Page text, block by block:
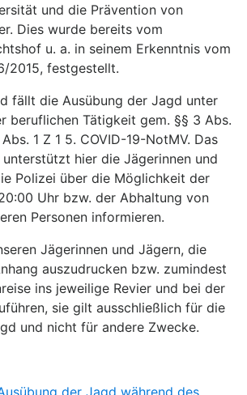
und die Prävention von
Dies wurde bereits vom
u. a. in seinem Erkenntnis vom
2015, festgestellt.
fällt die Ausübung der Jagd unter
beruflichen Tätigkeit gem. §§ 3 Abs.
1 Z 1 5. COVID-19-NotMV. Das
unterstützt hier die Jägerinnen und
Polizei über die Möglichkeit der
Uhr bzw. der Abhaltung von
Personen informieren.
Jägerinnen und Jägern, die
auszudrucken bzw. zumindest
ins jeweilige Revier und bei der
sie gilt ausschließlich für die
und nicht für andere Zwecke.
der Jagd während des